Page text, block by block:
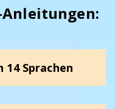
14 Sprachen